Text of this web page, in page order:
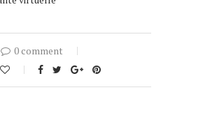
0 comment